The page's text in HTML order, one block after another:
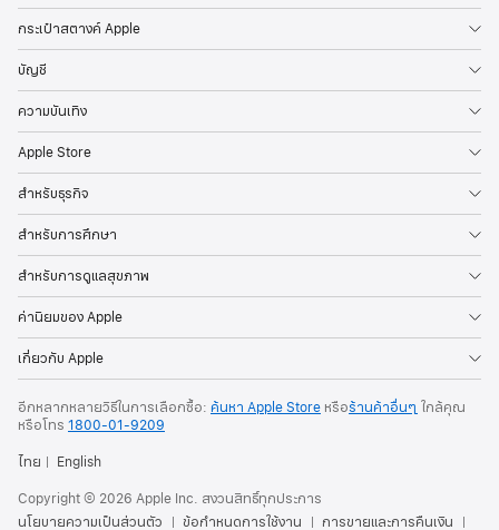
กระเป๋าสตางค์ Apple
บัญชี
ความบันเทิง
Apple Store
สำหรับธุรกิจ
สำหรับการศึกษา
สำหรับการดูแลสุขภาพ
ค่านิยมของ Apple
เกี่ยวกับ Apple
อีกหลากหลายวิธีในการเลือกซื้อ: ค้นหา Apple Store หรือร้านค้าอื่นๆ ใกล้คุณ
หรือโทร 1800-01-9209
ไทย
English
Copyright © 2026 Apple Inc. สงวนสิทธิ์ทุกประการ
นโยบายความเป็นส่วนตัว
ข้อกำหนดการใช้งาน การขายและการคืนเงิน